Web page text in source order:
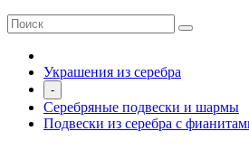
Украшения из серебра
-
Серебряные подвески и шармы
Подвески из серебра с